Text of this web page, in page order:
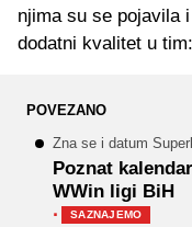
njima su se pojavila
dodatni kvalitet u tim:
POVEZANO
Zna se i datum
Poznat
WWin ligi BiH
· SAZNAJEMO